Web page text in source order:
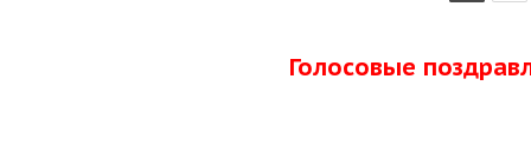
Голосовые